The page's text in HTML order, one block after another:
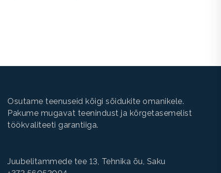
Osutame teenuseid kõigi sõidukite omanikele.
Pakume mugavat teenindust ja kõrgetasemelist
töökvaliteeti garantiiga.
Juubelitammede tee 13, Tehnika õu, Saku